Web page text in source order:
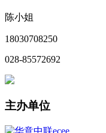
陈小姐
18030708250
028-85572692
主办单位